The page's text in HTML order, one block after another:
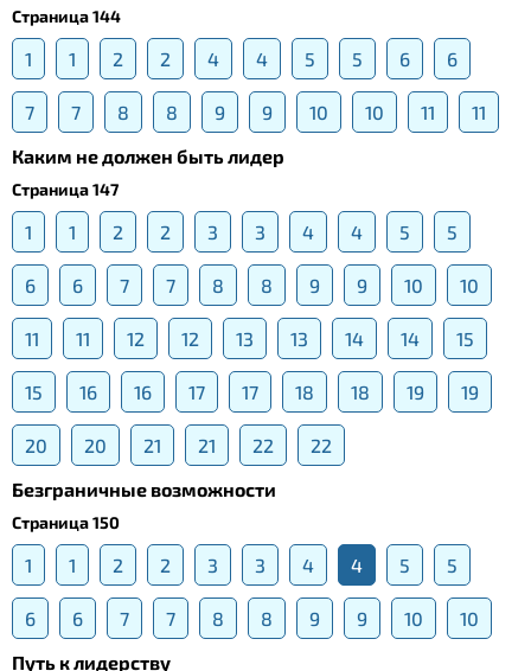
Страница 144
1 1 2 2 4 4 5 5 6 6
7 7 8 8 9 9 10 10 11
11
Каким не должен быть лидер
Страница 147
1 1 2 2 3 3 4 4 5 5
6 6 7 7 8 8 9 9 10 10
11 11 12 12 13 13 14 14 15
15 16 16 17 17 18 18 19 19
20 20 21 21 22
22
Безграничные возможности
Страница 150
1 1 2 2 3 3 4 4 5 5
6 6 7 7 8 8 9 9 10
10
Путь к лидерству